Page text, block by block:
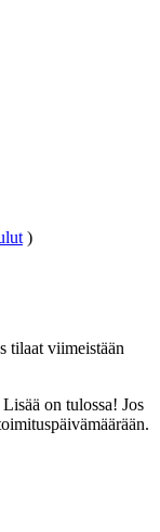
)
tilaat viimeistään
on tulossa! Jos